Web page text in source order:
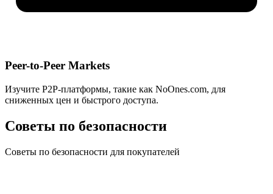
Peer-to-Peer Markets
Изучите P2P-платформы, такие как NoOnes.com, для
сниженных цен и быстрого доступа.
Советы по безопасности
Советы по безопасности для покупателей